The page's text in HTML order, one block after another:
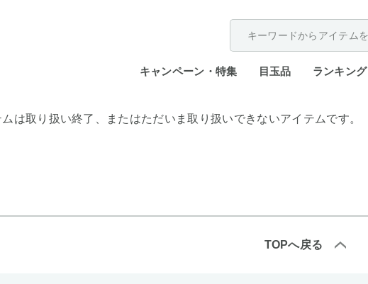
キャンペーン・特集 目玉品 ランキング
は取り扱い終了、またはただいま取り扱いできないアイテムです。
TOPへ戻る